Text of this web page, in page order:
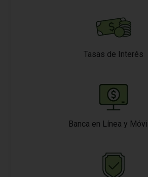
Tasas de Interés
Banca en Línea y Móvil